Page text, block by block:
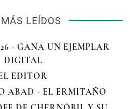
LEÍDOS
- GANA UN EJEMPLAR
DIGITAL
EDITOR
ABAD - EL ERMITAÑO